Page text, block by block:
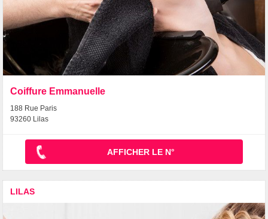
Coiffure Emmanuelle
188 Rue Paris
93260 Lilas
AFFICHER LE N°
LILAS